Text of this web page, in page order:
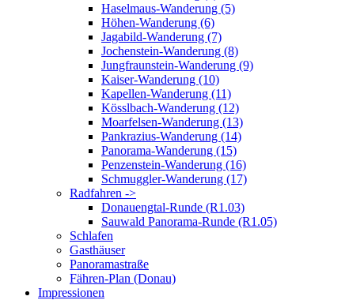
Haselmaus-Wanderung (5)
Höhen-Wanderung (6)
Jagabild-Wanderung (7)
Jochenstein-Wanderung (8)
Jungfraunstein-Wanderung (9)
Kaiser-Wanderung (10)
Kapellen-Wanderung (11)
Kösslbach-Wanderung (12)
Moarfelsen-Wanderung (13)
Pankrazius-Wanderung (14)
Panorama-Wanderung (15)
Penzenstein-Wanderung (16)
Schmuggler-Wanderung (17)
Radfahren ->
Donauengtal-Runde (R1.03)
Sauwald Panorama-Runde (R1.05)
Schlafen
Gasthäuser
Panoramastraße
Fähren-Plan (Donau)
Impressionen